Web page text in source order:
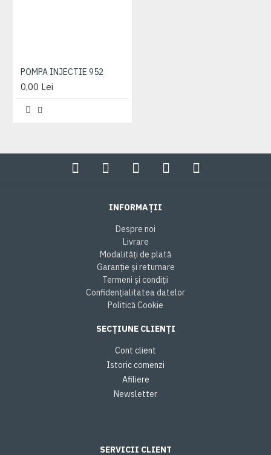
POMPA INJECTIE 952
0,00 Lei
INFORMAȚII
Despre noi
Livrare
Modalități de plată
Garanție și returnare
Termeni și condiții
Confidențialitatea datelor
Politică Cookie
SECȚIUNE CLIENȚI
Cont client
Istoric comenzi
Afiliere
Newsletter
SERVICII CLIENT